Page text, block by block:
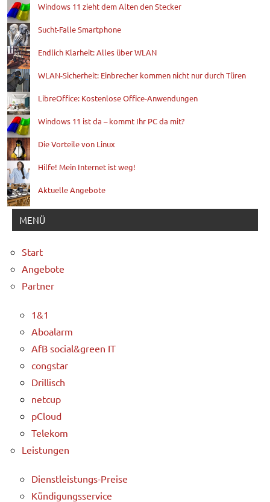
Windows 11 zieht dem Alten den Stecker
Sucht-Falle Smartphone
Endlich Klarheit: Alles über WLAN
WLAN-Sicherheit: Einbrecher kommen nicht nur durch Türen
LibreOffice: Kostenlose Office-Anwendungen
Windows 11 ist da – kommt Ihr PC da mit?
Die Vorteile von Linux
Hilfe! Mein Internet ist weg!
Aktuelle Angebote
MENÜ
Start
Angebote
Partner
1&1
Aboalarm
AfB social&green IT
congstar
Drillisch
netcup
pCloud
Telekom
Leistungen
Dienstleistungs-Preise
Kündigungsservice